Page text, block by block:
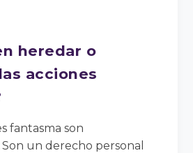
heredar o
acciones
fantasma son
un derecho personal